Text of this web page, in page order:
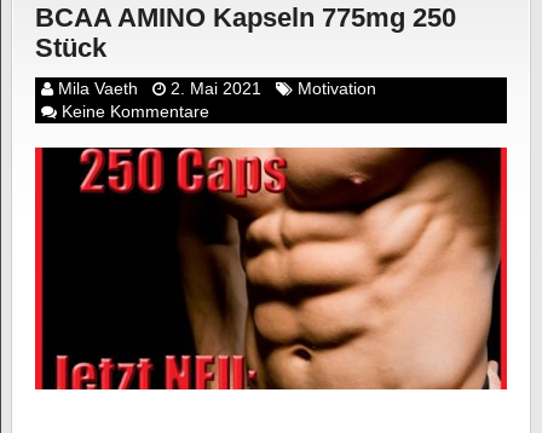
BCAA AMINO Kapseln 775mg 250
Stück
Mila Vaeth 2. Mai 2021
Motivation
Keine Kommentare